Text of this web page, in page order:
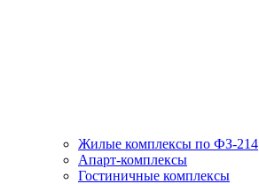
Жилые комплексы по ФЗ-214
Апарт-комплексы
Гостиничные комплексы